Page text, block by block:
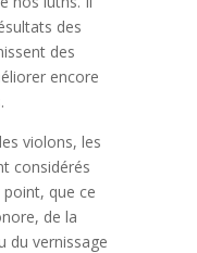
des
des
encore
violons, les
considérés
que ce
de la
du vernissage